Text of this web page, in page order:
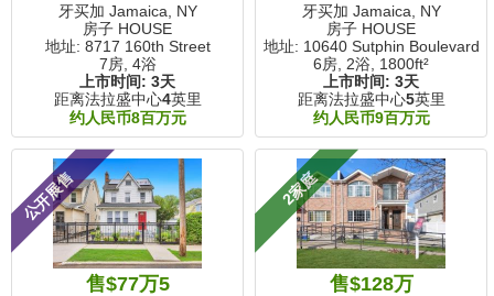
牙买加 Jamaica, NY
房子 HOUSE
地址: 8717 160th Street
7房, 4浴
上市时间: 3天
距离法拉盛中心4英里
约人民币8百万元
牙买加 Jamaica, NY
房子 HOUSE
地址: 10640 Sutphin Boulevard
6房, 2浴, 1800ft²
上市时间: 3天
距离法拉盛中心5英里
约人民币9百万元
公开展售
售$77万5
2家庭
售$128万